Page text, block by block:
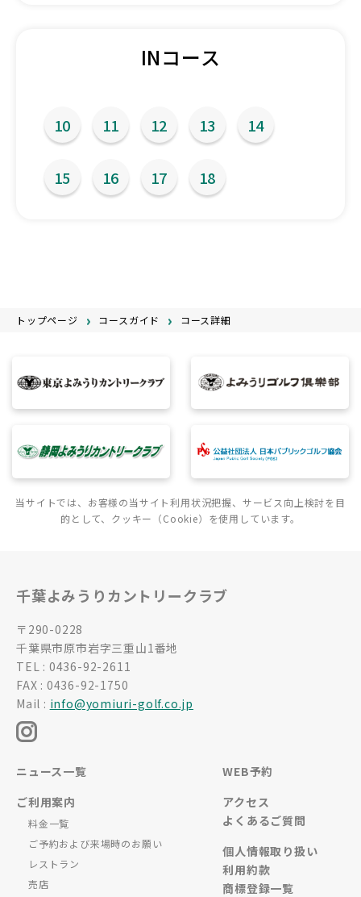
INコース
10 11 12 13 14
15 16 17 18
トップページ コースガイド コース詳細
当サイトでは、お客様の当サイト利用状況把握、サービス向上検討を目
的として、クッキー（Cookie）を使用しています。
千葉よみうりカントリークラブ
〒290-0228
千葉県市原市岩字三重山1番地
TEL : 0436-92-2611
FAX : 0436-92-1750
Mail : info@yomiuri-golf.co.jp
ニュース一覧
ご利用案内
料金一覧
ご予約および来場時のお願い
レストラン
売店
WEB予約
アクセス
よくあるご質問
個人情報取り扱い
利用約款
商標登録一覧